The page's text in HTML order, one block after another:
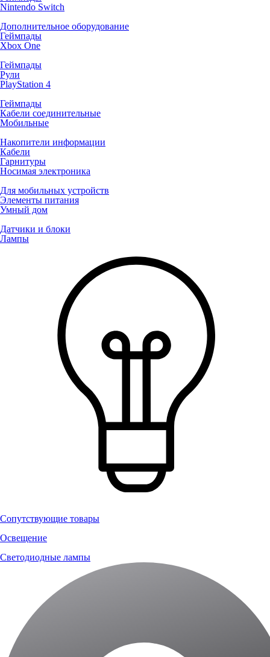
Nintendo Switch
Дополнительное оборудование
Геймпады
Xbox One
Геймпады
Рули
PlayStation 4
Геймпады
Кабели соединительные
Мобильные
Накопители информации
Кабели
Гарнитуры
Носимая электроника
Для мобильных устройств
Элементы питания
Умный дом
Датчики и блоки
Лампы
Сопутствующие товары
Освещение
Светодиодные лампы